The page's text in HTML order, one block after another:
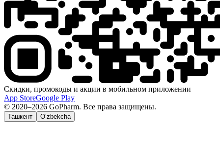
Скидки, промокоды и акции в мобильном приложении
App StoreGoogle Play
© 2020–2026 GoPharm. Все права защищены.
Ташкент O‘zbekcha